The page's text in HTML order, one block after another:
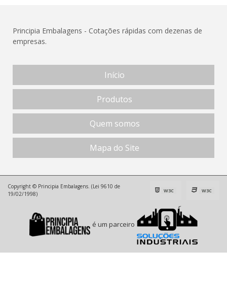
Principia Embalagens - Cotações rápidas com dezenas de
empresas.
Início
Produtos
Quem somos
Mapa do Site
Copyright © Principia Embalagens. (Lei 9610 de
19/02/1998)
W3C W3C
é um parceiro